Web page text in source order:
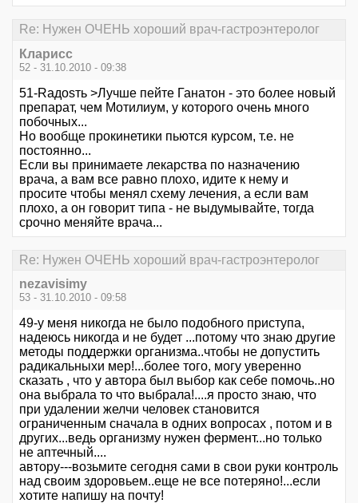
Re: Нужен ОЧЕНЬ хороший врач-гастроэнтеролог
Кларисс
52 - 31.10.2010 - 09:38
51-Rадоsть >Лучше пейте Ганатон - это более новый
препарат, чем Мотилиум, у которого очень много
побочных...
Но вообще прокинетики пьются курсом, т.е. не
постоянно...
Если вы принимаете лекарства по назначению
врача, а вам все равно плохо, идите к нему и
просите чтобы менял схему лечения, а если вам
плохо, а он говорит типа - не выдумывайте, тогда
срочно меняйте врача...
Re: Нужен ОЧЕНЬ хороший врач-гастроэнтеролог
nezavisimy
53 - 31.10.2010 - 09:58
49-у меня никогда не было подобного приступа,
надеюсь никогда и не будет ...потому что знаю другие
методы поддержки организма..чтобы не допустить
радикальныхи мер!...более того, могу уверенно
сказать , что у автора был выбор как себе помочь..но
она выбрала то что выбрала!....я просто знаю, что
при удалении желчи человек становится
ограниченным сначала в одних вопросах , потом и в
других...ведь организму нужен фермент...но только
не аптечный....
автору---возьмите сегодня сами в свои руки контроль
над своим здоровьем..еще не все потеряно!...если
хотите напишу на почту!